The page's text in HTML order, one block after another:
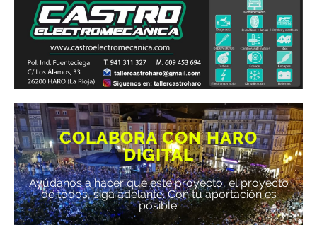
COLABORA CON HARO
DIGITAL
Ayúdanos a hacer que este proyecto, el proyecto
de todos, siga adelante. Con tu aportación es
posible.